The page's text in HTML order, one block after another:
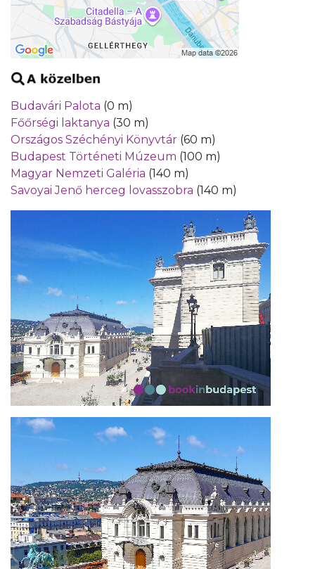
Budavári Palota (0 m)
Főőrségi laktanya (30 m)
Országos Széchényi Könyvtár (60 m)
Budapest Történeti Múzeum (100 m)
Magyar Nemzeti Galéria (140 m)
Savoyai Jenő herceg lovasszobra (140 m)